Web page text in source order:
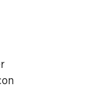
Card / M-